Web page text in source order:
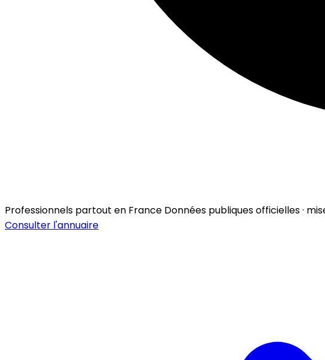
Professionnels partout en France Données publiques officielles ·
Consulter l'annuaire